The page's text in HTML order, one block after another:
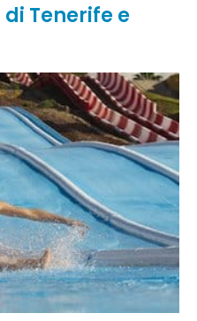
Tenerife e